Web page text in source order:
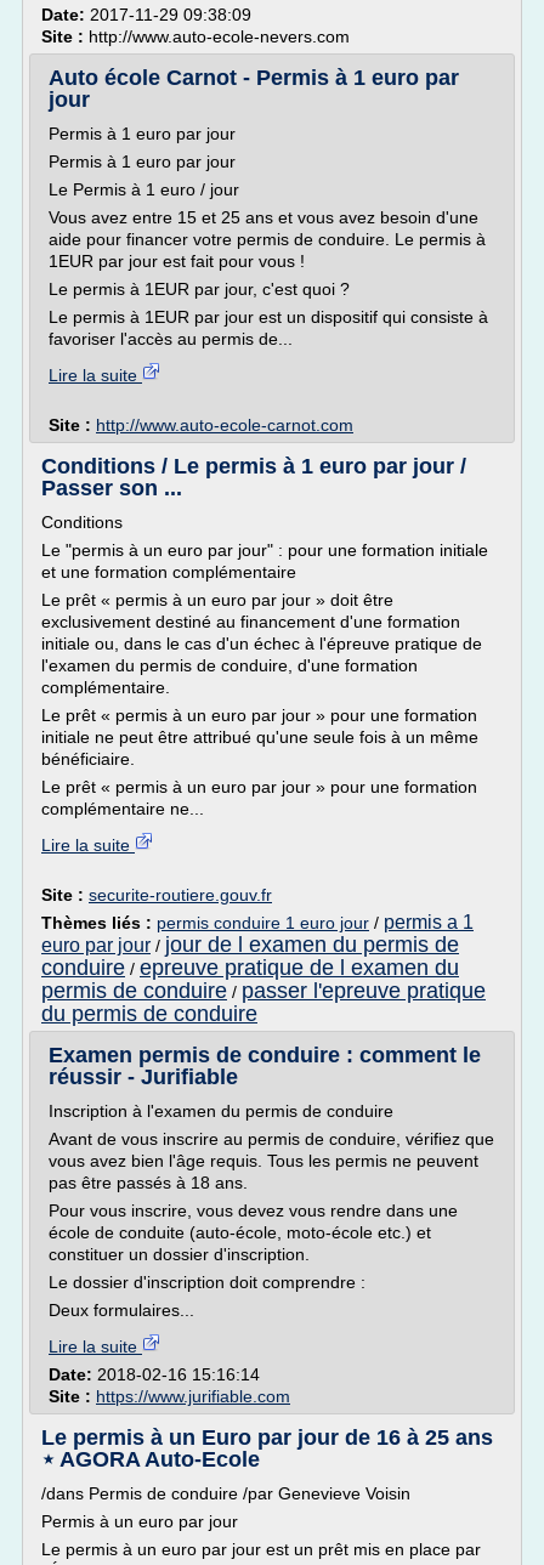
Date: 2017-11-29 09:38:09
Site : http://www.auto-ecole-nevers.com
Auto école Carnot - Permis à 1 euro par
jour
Permis à 1 euro par jour
Permis à 1 euro par jour
Le Permis à 1 euro / jour
Vous avez entre 15 et 25 ans et vous avez besoin d'une
aide pour financer votre permis de conduire. Le permis à
1EUR par jour est fait pour vous !
Le permis à 1EUR par jour, c'est quoi ?
Le permis à 1EUR par jour est un dispositif qui consiste à
favoriser l'accès au permis de...
Lire la suite
Site : http://www.auto-ecole-carnot.com
Conditions / Le permis à 1 euro par jour /
Passer son ...
Conditions
Le "permis à un euro par jour" : pour une formation initiale
et une formation complémentaire
Le prêt « permis à un euro par jour » doit être
exclusivement destiné au financement d'une formation
initiale ou, dans le cas d'un échec à l'épreuve pratique de
l'examen du permis de conduire, d'une formation
complémentaire.
Le prêt « permis à un euro par jour » pour une formation
initiale ne peut être attribué qu'une seule fois à un même
bénéficiaire.
Le prêt « permis à un euro par jour » pour une formation
complémentaire ne...
Lire la suite
Site : securite-routiere.gouv.fr
Thèmes liés : permis conduire 1 euro jour / permis a 1
euro par jour / jour de l examen du permis de
conduire / epreuve pratique de l examen du
permis de conduire / passer l'epreuve pratique
du permis de conduire
Examen permis de conduire : comment le
réussir - Jurifiable
Inscription à l'examen du permis de conduire
Avant de vous inscrire au permis de conduire, vérifiez que
vous avez bien l'âge requis. Tous les permis ne peuvent
pas être passés à 18 ans.
Pour vous inscrire, vous devez vous rendre dans une
école de conduite (auto-école, moto-école etc.) et
constituer un dossier d'inscription.
Le dossier d'inscription doit comprendre :
Deux formulaires...
Lire la suite
Date: 2018-02-16 15:16:14
Site : https://www.jurifiable.com
Le permis à un Euro par jour de 16 à 25 ans
⋆ AGORA Auto-Ecole
/dans Permis de conduire /par Genevieve Voisin
Permis à un euro par jour
Le permis à un euro par jour est un prêt mis en place par